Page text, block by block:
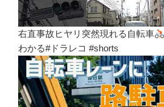
右直事故ヒヤリ突然現れる自転車
わかる#ドラレコ #shorts